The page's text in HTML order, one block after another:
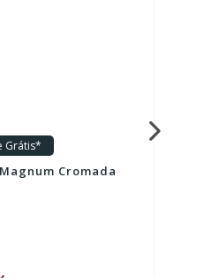
Grátis*
Cromada